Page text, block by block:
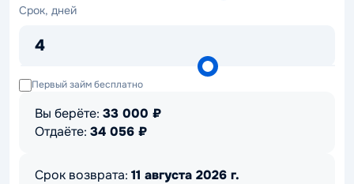
Срок, дней
4
Срок,
Первый займ бесплатно
Вы берёте: 33 000 ₽
Отдаёте: 34 056 ₽
Срок возврата: 11 августа 2026 г.